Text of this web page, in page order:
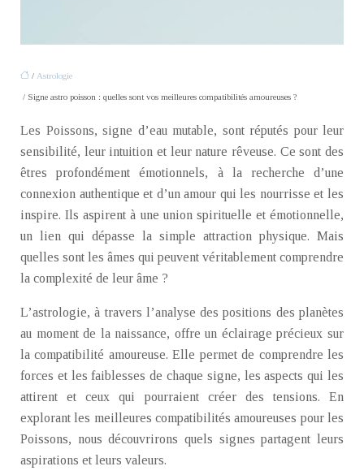
/ Astrologie
/ Signe astro poisson : quelles sont vos meilleures compatibilités amoureuses ?
Les Poissons, signe d’eau mutable, sont réputés pour leur
sensibilité, leur intuition et leur nature rêveuse. Ce sont des
êtres profondément émotionnels, à la recherche d’une
connexion authentique et d’un amour qui les nourrisse et les
inspire. Ils aspirent à une union spirituelle et émotionnelle,
un lien qui dépasse la simple attraction physique. Mais
quelles sont les âmes qui peuvent véritablement comprendre
la complexité de leur âme ?
L’astrologie, à travers l’analyse des positions des planètes
au moment de la naissance, offre un éclairage précieux sur
la compatibilité amoureuse. Elle permet de comprendre les
forces et les faiblesses de chaque signe, les aspects qui les
attirent et ceux qui pourraient créer des tensions. En
explorant les meilleures compatibilités amoureuses pour les
Poissons, nous découvrirons quels signes partagent leurs
aspirations et leurs valeurs.